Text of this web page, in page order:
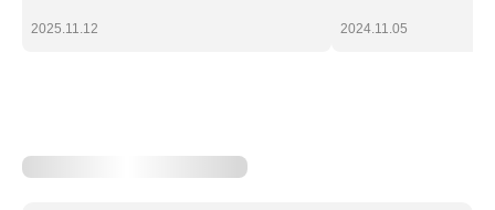
2025.11.12 2024.11.05